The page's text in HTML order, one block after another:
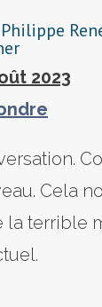
2023
Cela
la terrible